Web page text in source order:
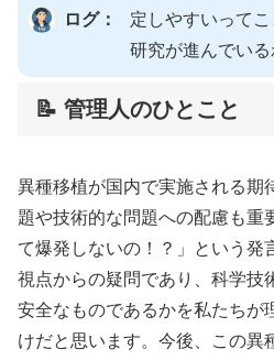
ログ：
定しやすいってこ
研究が進んでいる
📝 管理人のひとこと
異種移植が国内で実施される期
題や技術的な問題への配慮も重
て爆発しないの！？」という発
視点からの疑問であり、科学技
安全なものであるかを私たちが
けだと思います。今後、この異